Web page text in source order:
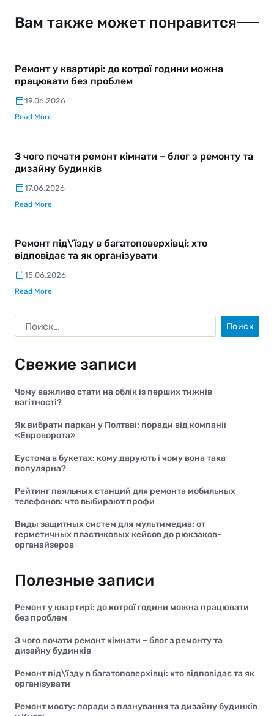
Вам также может понравится
Ремонт у квартирі: до котрої години можна
працювати без проблем
19.06.2026
Read More
З чого почати ремонт кімнати – блог з ремонту та
дизайну будинків
17.06.2026
Read More
Ремонт під\’їзду в багатоповерхівці: хто
відповідає та як організувати
15.06.2026
Read More
Свежие записи
Чому важливо стати на облік із перших тижнів
вагітності?
Як вибрати паркан у Полтаві: поради від компанії
«Евроворота»
Еустома в букетах: кому дарують і чому вона така
популярна?
Рейтинг паяльных станций для ремонта мобильных
телефонов: что выбирают профи
Виды защитных систем для мультимедиа: от
герметичных пластиковых кейсов до рюкзаков-
органайзеров
Полезные записи
Ремонт у квартирі: до котрої години можна працювати
без проблем
З чого почати ремонт кімнати – блог з ремонту та
дизайну будинків
Ремонт під\’їзду в багатоповерхівці: хто відповідає та як
організувати
Ремонт мосту: поради з планування та дизайну будинків